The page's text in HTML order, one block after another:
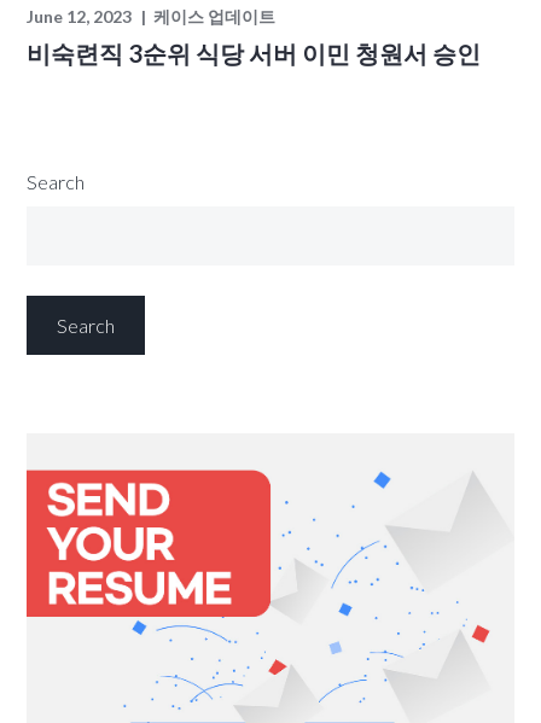
June 12, 2023 케이스 업데이트
비숙련직 3순위 식당 서버 이민 청원서 승인
Search
Search